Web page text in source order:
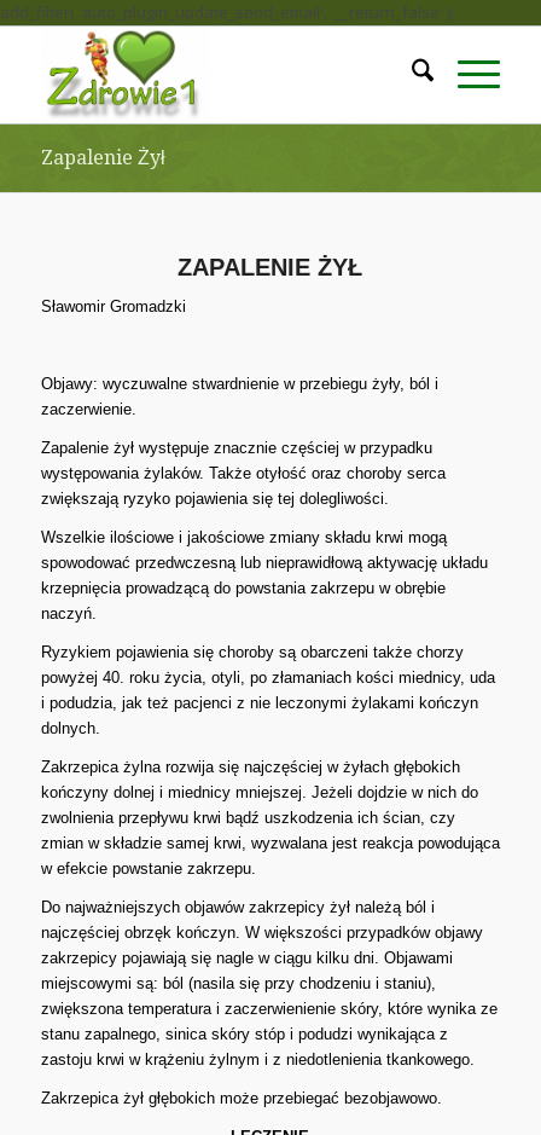
add_filter( 'auto_plugin_update_send_email', '__return_false' );
Zapalenie Żył
ZAPALENIE ŻYŁ
Sławomir Gromadzki
Objawy: wyczuwalne stwardnienie w przebiegu żyły, ból i
zaczerwienie.
Zapalenie żył występuje znacznie częściej w przypadku
występowania żylaków. Także otyłość oraz choroby serca
zwiększają ryzyko pojawienia się tej dolegliwości.
Wszelkie ilościowe i jakościowe zmiany składu krwi mogą
spowodować przedwczesną lub nieprawidłową aktywację układu
krzepnięcia prowadzącą do powstania zakrzepu w obrębie
naczyń.
Ryzykiem pojawienia się choroby są obarczeni także chorzy
powyżej 40. roku życia, otyli, po złamaniach kości miednicy, uda
i podudzia, jak też pacjenci z nie leczonymi żylakami kończyn
dolnych.
Zakrzepica żylna rozwija się najczęściej w żyłach głębokich
kończyny dolnej i miednicy mniejszej. Jeżeli dojdzie w nich do
zwolnienia przepływu krwi bądź uszkodzenia ich ścian, czy
zmian w składzie samej krwi, wyzwalana jest reakcja powodująca
w efekcie powstanie zakrzepu.
Do najważniejszych objawów zakrzepicy żył należą ból i
najczęściej obrzęk kończyn. W większości przypadków objawy
zakrzepicy pojawiają się nagle w ciągu kilku dni. Objawami
miejscowymi są: ból (nasila się przy chodzeniu i staniu),
zwiększona temperatura i zaczerwienienie skóry, które wynika ze
stanu zapalnego, sinica skóry stóp i podudzi wynikająca z
zastoju krwi w krążeniu żylnym i z niedotlenienia tkankowego.
Zakrzepica żył głębokich może przebiegać bezobjawowo.